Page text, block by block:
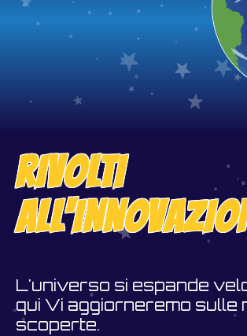
RIVOLTI
L'universo si espande
qui Vi aggiorneremo sulle
scoperte.